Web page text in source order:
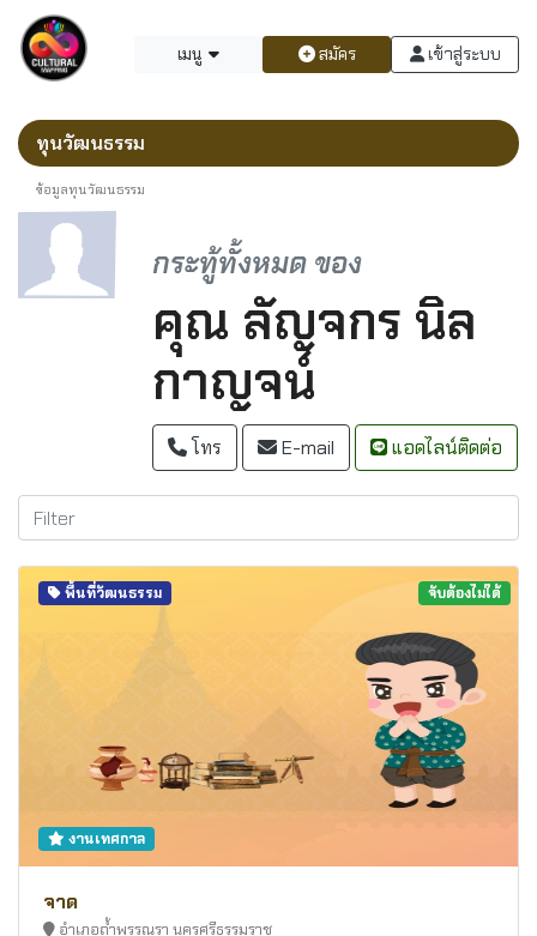
เมนู สมัคร เข้าสู่ระบบ
ทุนวัฒนธรรม
ข้อมูลทุนวัฒนธรรม
กระทู้ทั้งหมด ของ
คุณ ลัญจกร นิล
กาญจน์
โทร E-mail แอดไลน์ติดต่อ
พื้นที่วัฒนธรรม จับต้องไม่ได้
งานเทศกาล
จาด
อำเภอถ้ำพรรณรา นครศรีธรรมราช